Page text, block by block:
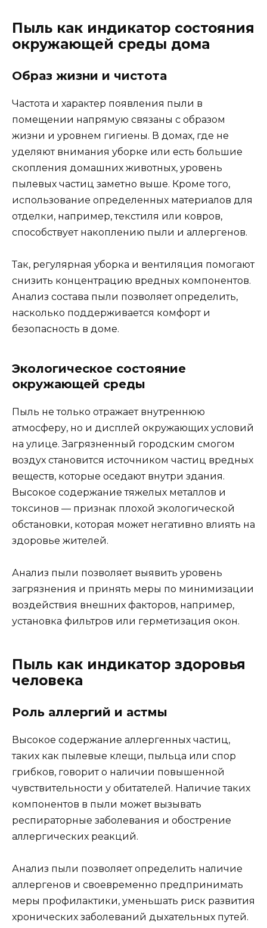
Пыль как индикатор состояния
окружающей среды дома
Образ жизни и чистота
Частота и характер появления пыли в
помещении напрямую связаны с образом
жизни и уровнем гигиены. В домах, где не
уделяют внимания уборке или есть большие
скопления домашних животных, уровень
пылевых частиц заметно выше. Кроме того,
использование определенных материалов для
отделки, например, текстиля или ковров,
способствует накоплению пыли и аллергенов.
Так, регулярная уборка и вентиляция помогают
снизить концентрацию вредных компонентов.
Анализ состава пыли позволяет определить,
насколько поддерживается комфорт и
безопасность в доме.
Экологическое состояние
окружающей среды
Пыль не только отражает внутреннюю
атмосферу, но и дисплей окружающих условий
на улице. Загрязненный городским смогом
воздух становится источником частиц вредных
веществ, которые оседают внутри здания.
Высокое содержание тяжелых металлов и
токсинов — признак плохой экологической
обстановки, которая может негативно влиять на
здоровье жителей.
Анализ пыли позволяет выявить уровень
загрязнения и принять меры по минимизации
воздействия внешних факторов, например,
установка фильтров или герметизация окон.
Пыль как индикатор здоровья
человека
Роль аллергий и астмы
Высокое содержание аллергенных частиц,
таких как пылевые клещи, пыльца или спор
грибков, говорит о наличии повышенной
чувствительности у обитателей. Наличие таких
компонентов в пыли может вызывать
респираторные заболевания и обострение
аллергических реакций.
Анализ пыли позволяет определить наличие
аллергенов и своевременно предпринимать
меры профилактики, уменьшать риск развития
хронических заболеваний дыхательных путей.